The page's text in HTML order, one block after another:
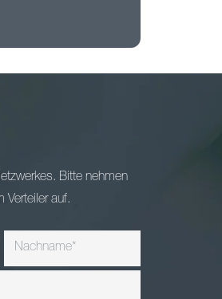
Bitte nehmen
Verteiler auf.